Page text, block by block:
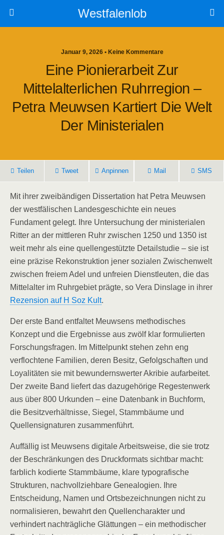
Westfalenlob
Januar 9, 2026 • Keine Kommentare
Eine Pionierarbeit Zur
Mittelalterlichen Ruhrregion –
Petra Meuwsen Kartiert Die Welt
Der Ministerialen
Teilen Tweet Anpinnen Mail SMS
Mit ihrer zweibändigen Dissertation hat Petra Meuwsen
der westfälischen Landesgeschichte ein neues
Fundament gelegt. Ihre Untersuchung der ministerialen
Ritter an der mittleren Ruhr zwischen 1250 und 1350 ist
weit mehr als eine quellengestützte Detailstudie – sie ist
eine präzise Rekonstruktion jener sozialen Zwischenwelt
zwischen freiem Adel und unfreien Dienstleuten, die das
Mittelalter im Ruhrgebiet prägte, so Vera Dinslage in ihrer
Rezension auf H Soz Kult.
Der erste Band entfaltet Meuwsens methodisches
Konzept und die Ergebnisse aus zwölf klar formulierten
Forschungsfragen. Im Mittelpunkt stehen zehn eng
verflochtene Familien, deren Besitz, Gefolgschaften und
Loyalitäten sie mit bewundernswerter Akribie aufarbeitet.
Der zweite Band liefert das dazugehörige Regestenwerk
aus über 800 Urkunden – eine Datenbank in Buchform,
die Besitzverhältnisse, Siegel, Stammbäume und
Quellensignaturen zusammenführt.
Auffällig ist Meuwsens digitale Arbeitsweise, die sie trotz
der Beschränkungen des Druckformats sichtbar macht:
farblich kodierte Stammbäume, klare typografische
Strukturen, nachvollziehbare Genealogien. Ihre
Entscheidung, Namen und Ortsbezeichnungen nicht zu
normalisieren, bewahrt den Quellencharakter und
verhindert nachträgliche Glättungen – ein methodischer